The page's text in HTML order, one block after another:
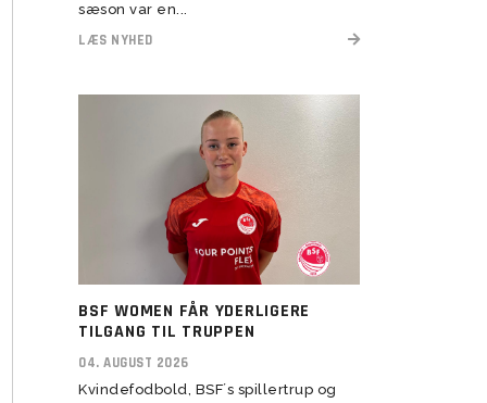
sæson var en...
LÆS NYHED
BSF WOMEN FÅR YDERLIGERE
TILGANG TIL TRUPPEN
04. AUGUST 2026
Kvindefodbold, BSF´s spillertrup og